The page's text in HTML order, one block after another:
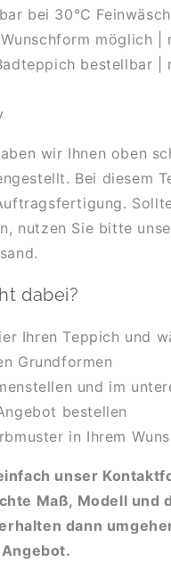
bei 30°C
möglich
bestellbar |
wir Ihnen oben
Bei diesem
nutzen Sie bitte
dabei?
Ihren Teppich und
Grundformen
und im
bestellen
in Ihrem
unser
Maß, Modell und
dann